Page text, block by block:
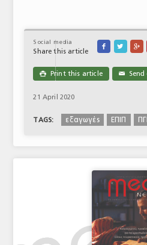
Social media
Share this article
  
 Print this article ✉ Send
21 April 2020
TAGS: εξαγωγές ΕΠΙΠ